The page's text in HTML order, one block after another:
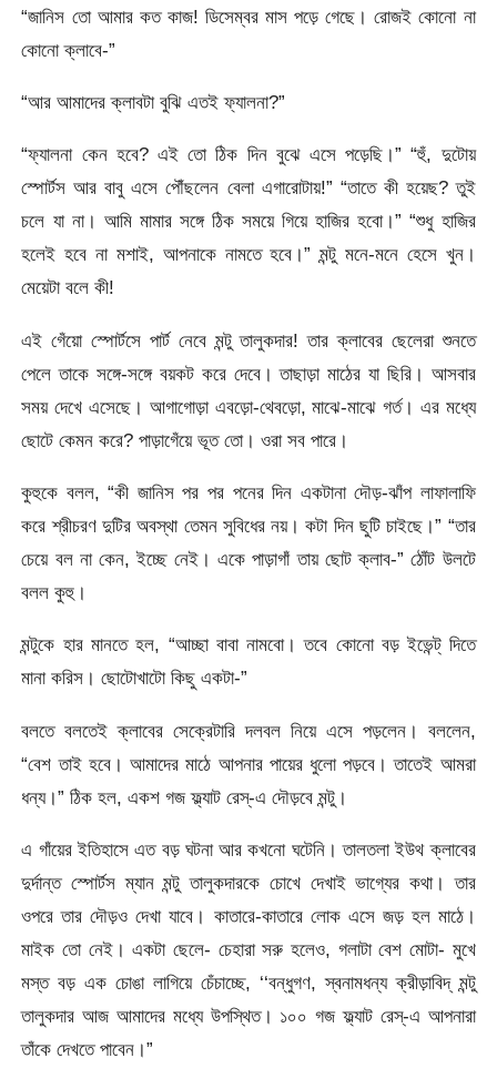
“জানিস তো আমার কত কাজ! ডিসেম্বর মাস পড়ে গেছে। রোজই কোনো না
কোনো ক্লাবে-”
“আর আমাদের ক্লাবটা বুঝি এতই ফ্যালনা?”
“ফ্যালনা কেন হবে? এই তো ঠিক দিন বুঝে এসে পড়েছি।” “হুঁ, দুটোয়
স্পোর্টস আর বাবু এসে পৌঁছলেন বেলা এগারোটায়!” “তাতে কী হয়েছ? তুই
চলে যা না। আমি মামার সঙ্গে ঠিক সময়ে গিয়ে হাজির হবো।” “শুধু হাজির
হলেই হবে না মশাই, আপনাকে নামতে হবে।” মন্টু মনে-মনে হেসে খুন।
মেয়েটা বলে কী!
এই গেঁয়ো স্পোর্টসে পার্ট নেবে মন্টু তালুকদার! তার ক্লাবের ছেলেরা শুনতে
পেলে তাকে সঙ্গে-সঙ্গে বয়কট করে দেবে। তাছাড়া মাঠের যা ছিরি। আসবার
সময় দেখে এসেছে। আগাগোড়া এবড়ো-থেবড়ো, মাঝে-মাঝে গর্ত। এর মধ্যে
ছোটে কেমন করে? পাড়াগেঁয়ে ভূত তো। ওরা সব পারে।
কুহুকে বলল, “কী জানিস পর পর পনের দিন একটানা দৌড়-ঝাঁপ লাফালাফি
করে শ্রীচরণ দুটির অবস্থা তেমন সুবিধের নয়। কটা দিন ছুটি চাইছে।” “তার
চেয়ে বল না কেন, ইচ্ছে নেই। একে পাড়াগাঁ তায় ছোট ক্লাব-” ঠোঁট উলটে
বলল কুহু।
মন্টুকে হার মানতে হল, “আচ্ছা বাবা নামবো। তবে কোনো বড় ইভেন্ট্ দিতে
মানা করিস। ছোটোখাটো কিছু একটা-”
বলতে বলতেই ক্লাবের সেক্রেটারি দলবল নিয়ে এসে পড়লেন। বললেন,
“বেশ তাই হবে। আমাদের মাঠে আপনার পায়ের ধুলো পড়বে। তাতেই আমরা
ধন্য।” ঠিক হল, একশ গজ ফ্ল্যাট রেস্-এ দৌড়বে মন্টু।
এ গাঁয়ের ইতিহাসে এত বড় ঘটনা আর কখনো ঘটেনি। তালতলা ইউথ ক্লাবের
দুর্দান্ত স্পোর্টস ম্যান মন্টু তালুকদারকে চোখে দেখাই ভাগ্যের কথা। তার
ওপরে তার দৌড়ও দেখা যাবে। কাতারে-কাতারে লোক এসে জড় হল মাঠে।
মাইক তো নেই। একটা ছেলে- চেহারা সরু হলেও, গলাটা বেশ মোটা- মুখে
মস্ত বড় এক চোঙা লাগিয়ে চেঁচাচ্ছে, ‘‘বন্ধুগণ, স্বনামধন্য ক্রীড়াবিদ্ মন্টু
তালুকদার আজ আমাদের মধ্যে উপস্থিত। ১০০ গজ ফ্ল্যাট রেস্-এ আপনারা
তাঁকে দেখতে পাবেন।”